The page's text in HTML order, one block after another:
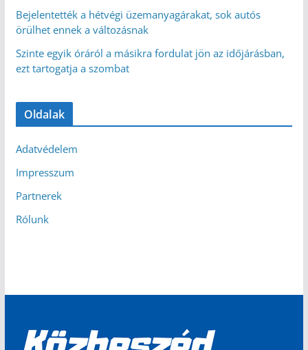
Bejelentették a hétvégi üzemanyagárakat, sok autós
örülhet ennek a változásnak
Szinte egyik óráról a másikra fordulat jön az időjárásban,
ezt tartogatja a szombat
Oldalak
Adatvédelem
Impresszum
Partnerek
Rólunk